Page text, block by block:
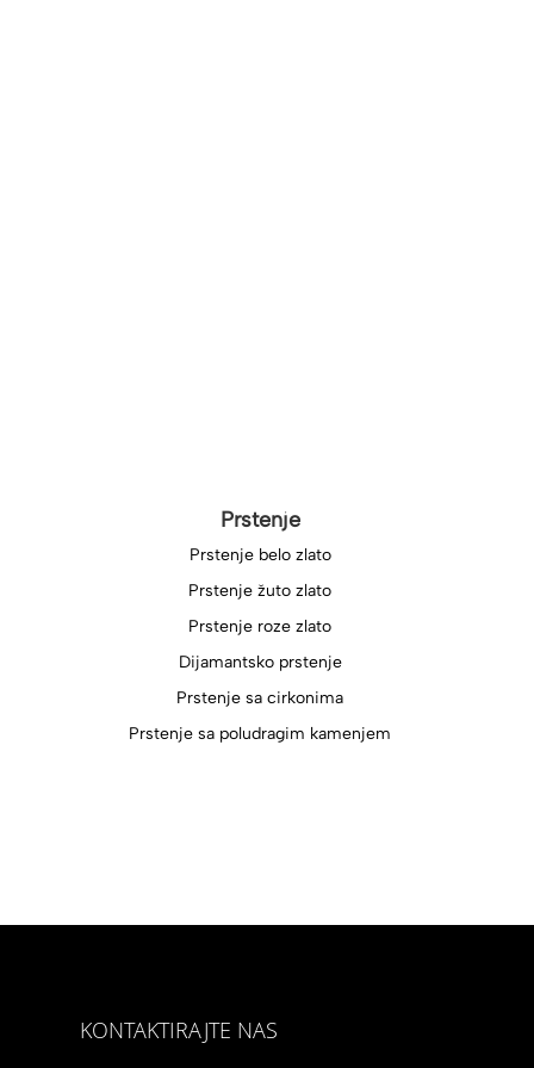
Prstenje
Prstenje belo zlato
Prstenje žuto zlato
Prstenje roze zlato
Dijamantsko prstenje
Prstenje sa cirkonima
Prstenje sa poludragim kamenjem
KONTAKTIRAJTE NAS